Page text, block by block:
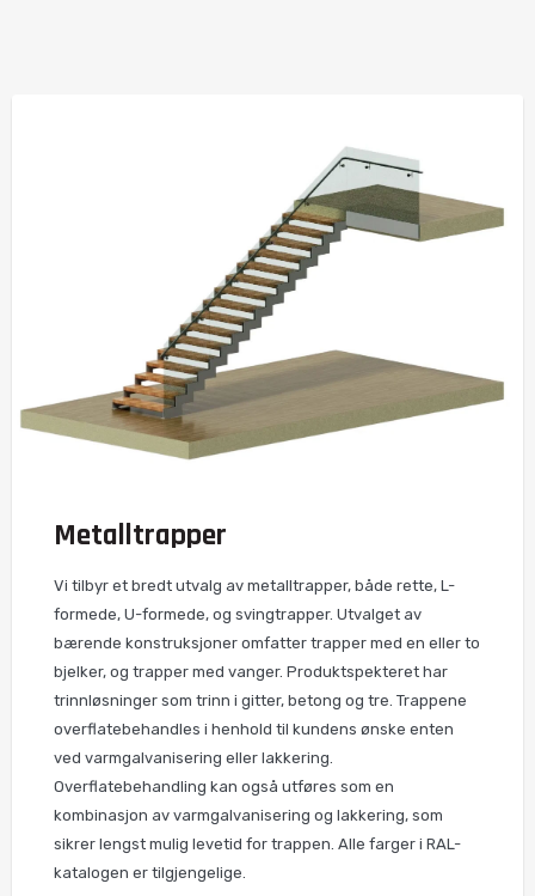
Metalltrapper
Vi tilbyr et bredt utvalg av metalltrapper, både rette, L-
formede, U-formede, og svingtrapper. Utvalget av
bærende konstruksjoner omfatter trapper med en eller to
bjelker, og trapper med vanger. Produktspekteret har
trinnløsninger som trinn i gitter, betong og tre. Trappene
overflatebehandles i henhold til kundens ønske enten
ved varmgalvanisering eller lakkering.
Overflatebehandling kan også utføres som en
kombinasjon av varmgalvanisering og lakkering, som
sikrer lengst mulig levetid for trappen. Alle farger i RAL-
katalogen er tilgjengelige.